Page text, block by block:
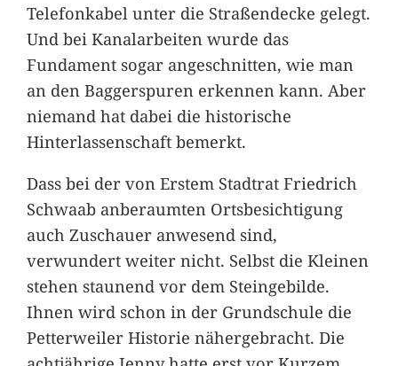
Telefonkabel unter die Straßendecke gelegt.
Und bei Kanalarbeiten wurde das
Fundament sogar angeschnitten, wie man
an den Baggerspuren erkennen kann. Aber
niemand hat dabei die historische
Hinterlassenschaft bemerkt.
Dass bei der von Erstem Stadtrat Friedrich
Schwaab anberaumten Ortsbesichtigung
auch Zuschauer anwesend sind,
verwundert weiter nicht. Selbst die Kleinen
stehen staunend vor dem Steingebilde.
Ihnen wird schon in der Grundschule die
Petterweiler Historie nähergebracht. Die